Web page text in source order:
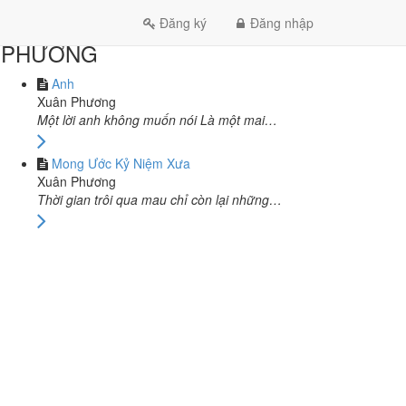
Đăng ký Đăng nhập
CÙNG TÁC GIẢ XUÂN
PHƯƠNG
Anh
Xuân Phương
Một lời anh không muốn nói Là một mai…
Mong Ước Kỷ Niệm Xưa
Xuân Phương
Thời gian trôi qua mau chỉ còn lại những…